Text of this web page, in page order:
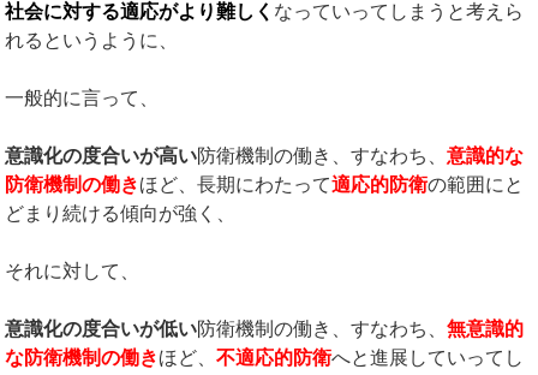
社会に対する適応がより難しく なっていってしまうと考えら
れるというように、
一般的に言って、
意識化の度合いが高い防衛機制の働き、すなわち、意識的な
防衛機制の働きほど、長期にわたって適応的防衛の範囲にと
どまり続ける傾向が強く、
それに対して、
意識化の度合いが低い防衛機制の働き、すなわち、無意識的
な防衛機制の働きほど、不適応的防衛へと進展していってし